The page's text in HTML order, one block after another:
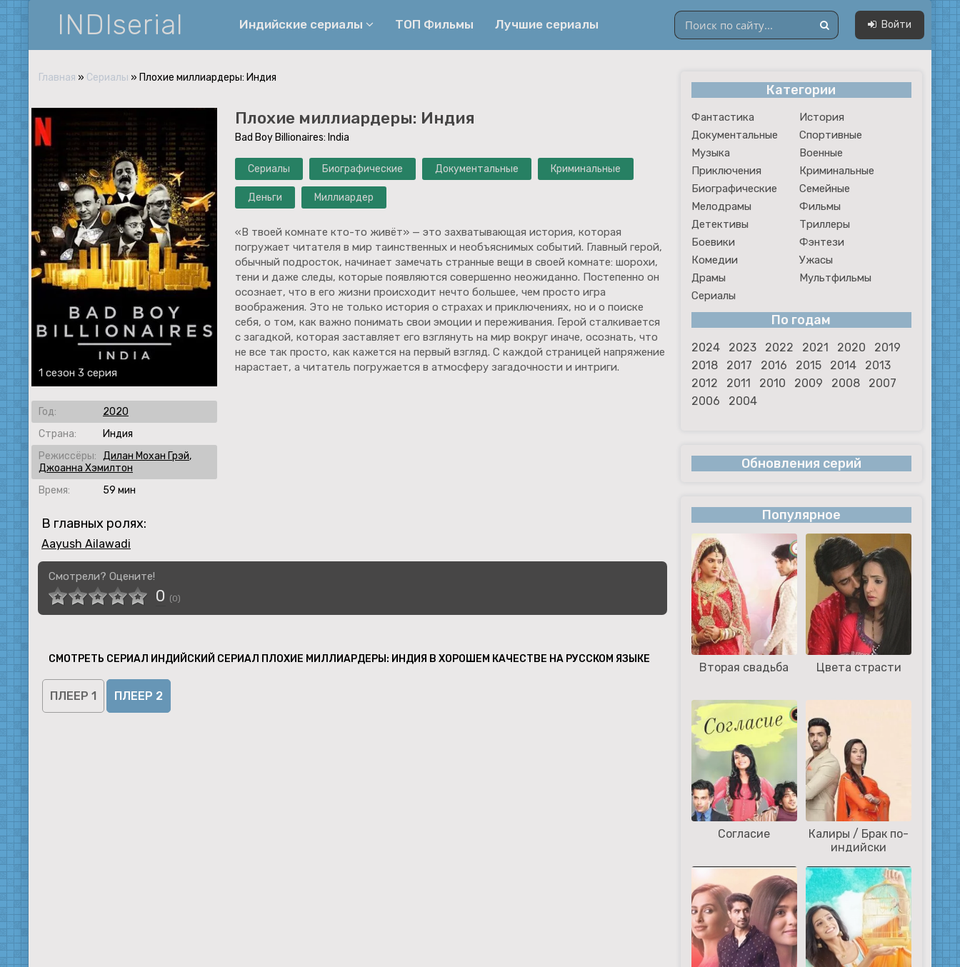
INDIserial Индийские сериалы
История
Документальные
Спортивные
Музыка
Военные
Криминальные
Семейные
Мелодрамы
Фэнтези
Мультфильмы
Сериалы
ТОП Фильмы Лучшие сериалы Войти
Главная » Сериалы » Плохие миллиардеры: Индия
Плохие миллиардеры: Индия
Bad Boy Billionaires: India
Сериалы Биографические Документальные Криминальные
Деньги Миллиардер
«В твоей комнате кто-то живёт» — это захватывающая история, которая
погружает читателя в мир таинственных и необъяснимых событий. Главный герой,
обычный подросток, начинает замечать странные вещи в своей комнате: шорохи,
тени и даже следы, которые появляются совершенно неожиданно. Постепенно он
осознает, что в его жизни происходит нечто большее, чем просто игра
воображения. Это не только история о страхах и приключениях, но и о поиске
себя, о том, как важно понимать свои эмоции и переживания. Герой сталкивается
с загадкой, которая заставляет его взглянуть на мир вокруг иначе, осознать, что
не все так просто, как кажется на первый взгляд. С каждой страницей напряжение
нарастает, а читатель погружается в атмосферу загадочности и интриги.
1 сезон 3 серия
Год:
2020
Страна:
Индия
Режиссёры: Дилан Мохан Грэй,
Джоанна Хэмилтон
Время:
59 мин
В главных ролях:
Aayush Ailawadi
Смотрели? Оцените!
0 (0)
СМОТРЕТЬ СЕРИАЛ ИНДИЙСКИЙ СЕРИАЛ ПЛОХИЕ МИЛЛИАРДЕРЫ: ИНДИЯ В ХОРОШЕМ КАЧЕСТВЕ НА РУССКОМ ЯЗЫКЕ
ПЛЕЕР 1 ПЛЕЕР 2
Категории
Фантастика
История
Документальные
Спортивные
Музыка
Военные
Приключения
Криминальные
Биографические
Семейные
Мелодрамы
Фильмы
Детективы
Триллеры
Боевики
Фэнтези
Комедии
Ужасы
Драмы
Мультфильмы
Сериалы
По годам
2024 2023 2022 2021 2020
2019
2018
2017 2016 2015 2014
2013
2012
2011 2010 2009 2008
2007
2006
2004
Обновления серий
Популярное
Вторая свадьба Цвета страсти
Согласие
Калиры / Брак по-
индийски